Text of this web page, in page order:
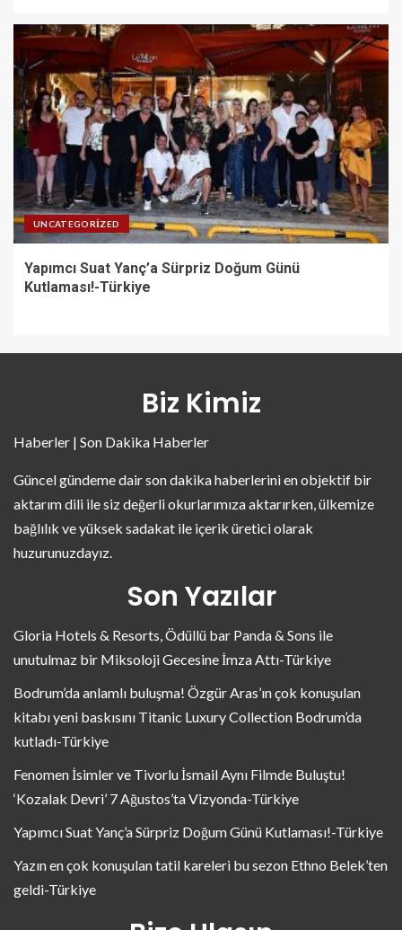
UNCATEGORIZED
Yapımcı Suat Yanç’a Sürpriz Doğum Günü
Kutlaması!-Türkiye
Biz Kimiz
Haberler | Son Dakika Haberler
Güncel gündeme dair son dakika haberlerini en objektif bir
aktarım dili ile siz değerli okurlarımıza aktarırken, ülkemize
bağlılık ve yüksek sadakat ile içerik üretici olarak
huzurunuzdayız.
Son Yazılar
Gloria Hotels & Resorts, Ödüllü bar Panda & Sons ile
unutulmaz bir Miksoloji Gecesine İmza Attı-Türkiye
Bodrum’da anlamlı buluşma! Özgür Aras’ın çok konuşulan
kitabı yeni baskısını Titanic Luxury Collection Bodrum’da
kutladı-Türkiye
Fenomen İsimler ve Tivorlu İsmail Aynı Filmde Buluştu!
‘Kozalak Devri’ 7 Ağustos’ta Vizyonda-Türkiye
Yapımcı Suat Yanç’a Sürpriz Doğum Günü Kutlaması!-Türkiye
Yazın en çok konuşulan tatil kareleri bu sezon Ethno Belek’ten
geldi-Türkiye